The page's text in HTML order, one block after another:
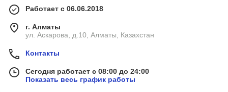
Работает с 06.06.2018
г. Алматы
ул. Аскарова, д.10, Алматы, Казахстан
Контакты
Сегодня работает с 08:00 до 24:00
Показать весь график работы